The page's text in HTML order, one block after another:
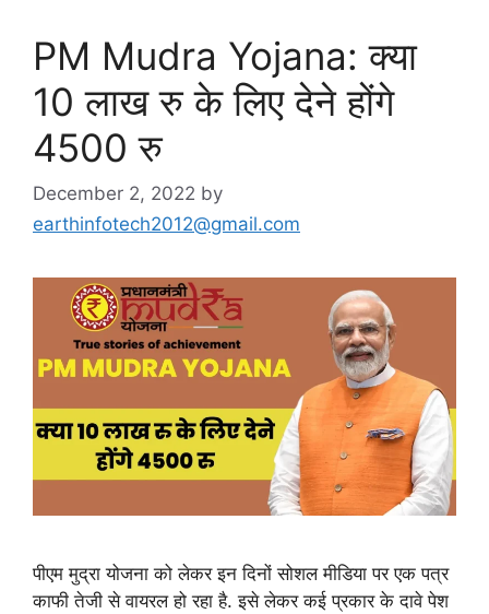
PM Mudra Yojana: क्या
10 लाख रु के लिए देने होंगे
4500 रु
December 2, 2022 by
earthinfotech2012@gmail.com
पीएम मुद्रा योजना को लेकर इन दिनों सोशल मीडिया पर एक पत्र
काफी तेजी से वायरल हो रहा है. इसे लेकर कई प्रकार के दावे पेश